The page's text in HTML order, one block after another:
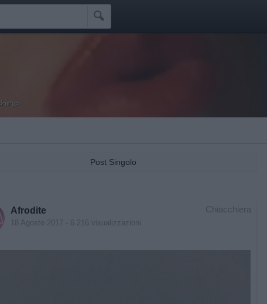

Post Singolo
Chiacchiera
Afrodite
18 Agosto 2017 - 6.216 visualizzazioni